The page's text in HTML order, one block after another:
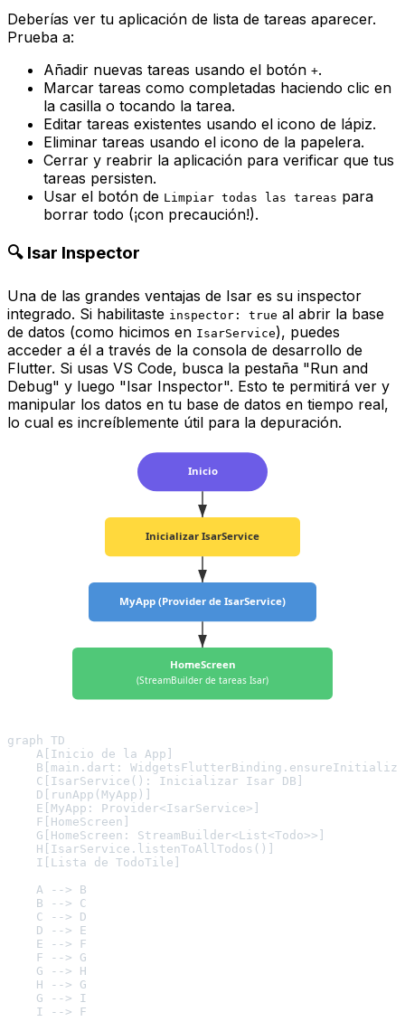
Deberías ver tu aplicación de lista de tareas aparecer.
Prueba a:
Añadir nuevas tareas usando el botón +.
Marcar tareas como completadas haciendo clic en
la casilla o tocando la tarea.
Editar tareas existentes usando el icono de lápiz.
Eliminar tareas usando el icono de la papelera.
Cerrar y reabrir la aplicación para verificar que tus
tareas persisten.
Usar el botón de Limpiar todas las tareas para
borrar todo (¡con precaución!).
🔍 Isar Inspector
Una de las grandes ventajas de Isar es su inspector
integrado. Si habilitaste inspector: true al abrir la base
de datos (como hicimos en IsarService), puedes
acceder a él a través de la consola de desarrollo de
Flutter. Si usas VS Code, busca la pestaña "Run and
Debug" y luego "Isar Inspector". Esto te permitirá ver y
manipular los datos en tu base de datos en tiempo real,
lo cual es increíblemente útil para la depuración.
Inicio
Inicializar IsarService
MyApp (Provider de IsarService)
HomeScreen
(StreamBuilder de tareas Isar)
graph TD
    A[Inicio de la App]
B[main.dart:
    C[IsarService(): Inicializar Isar DB]
    D[runApp(MyApp)]
    E[MyApp: Provider<IsarService>]
    F[HomeScreen]
    G[HomeScreen: StreamBuilder<List<Todo>>]
    H[IsarService.listenToAllTodos()]
    I[Lista de TodoTile]
    A --> B
    B --> C
    C --> D
    D --> E
    E --> F
    F --> G
    G --> H
    H --> G
    G --> I
    I --> F